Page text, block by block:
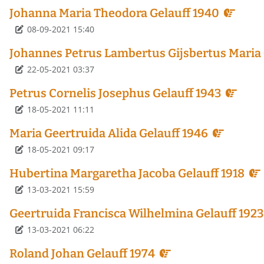
Johanna Maria Theodora Gelauff 1940
Détails08-09-2021 15:40
Johannes Petrus Lambertus Gijsbertus Maria
Détails22-05-2021 03:37
Petrus Cornelis Josephus Gelauff 1943
Détails18-05-2021 11:11
Maria Geertruida Alida Gelauff 1946
Détails18-05-2021 09:17
Hubertina Margaretha Jacoba Gelauff 1918
Détails13-03-2021 15:59
Geertruida Francisca Wilhelmina Gelauff 1923
Détails13-03-2021 06:22
Roland Johan Gelauff 1974